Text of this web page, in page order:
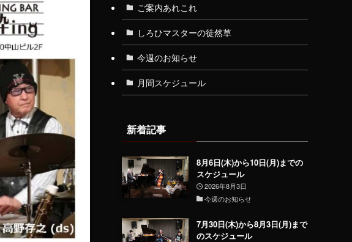
ご案内あれこれ
しろひマスターの徒然草
今週のお知らせ
月間スケジュール
新着記事
8月6日(木)から10日(月)までの
スケジュール
2026年8月3日
今週のお知らせ
7月30日(木)から8月3日(月)まで
のスケジュール